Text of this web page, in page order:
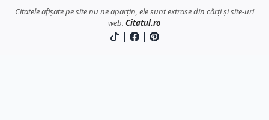
Citatele afișate pe site nu ne aparțin, ele sunt extrase din cărți și site-uri
web. Citatul.ro
| |